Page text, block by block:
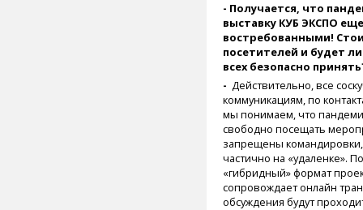
- Получается, что
выставку КУБ ЭКСПО
востребованными!
посетителей и будет
всех безопасно
- Действительно, все
коммуникациям, по
мы понимаем, что
свободно посещать
запрещены
частично на «удаленке».
«гибридный» формат
сопровождает онлайн
обсуждения будут